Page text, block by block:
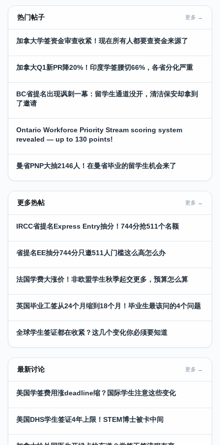
热门帖子 更多 →
加拿大学签资金审查收紧！现在所有人都要查资金来源了
加拿大Q1新PR降20%！印度学签腰切66%，各省分化严重
BC省提名出现讽刺一幕：留学生通道没开，清洁保安却拿到
了邀请
Ontario Workforce Priority Stream scoring system
revealed — up to 130 points!
曼省PNP大抽2146人！在曼省毕业的留学生机会来了
更多热帖 更多 →
IRCC省提名Express Entry抽分！744分抢511个名额
省提名EE抽分744分只邀511人门槛这么高怎么办
法国学费大涨价！非欧盟学生秋季起交更多，预算怎么算
英国毕业工签从24个月缩到18个月！毕业生最该问的4个问题
全球学生签证都在收紧？这几个变化你必须要知道
最新讨论 更多 →
美国学签费用涨deadline缩？国际学生注意这些变化
美国DHS学生签证4年上限！STEM博士被卡中间